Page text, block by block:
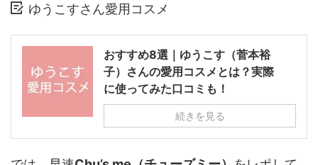
ゆうこすさん愛用コスメ
おすすめ8選｜ゆうこす（菅本裕
子）さんの愛用コスメとは？実際
に使ってみた口コミも！
続きを見る